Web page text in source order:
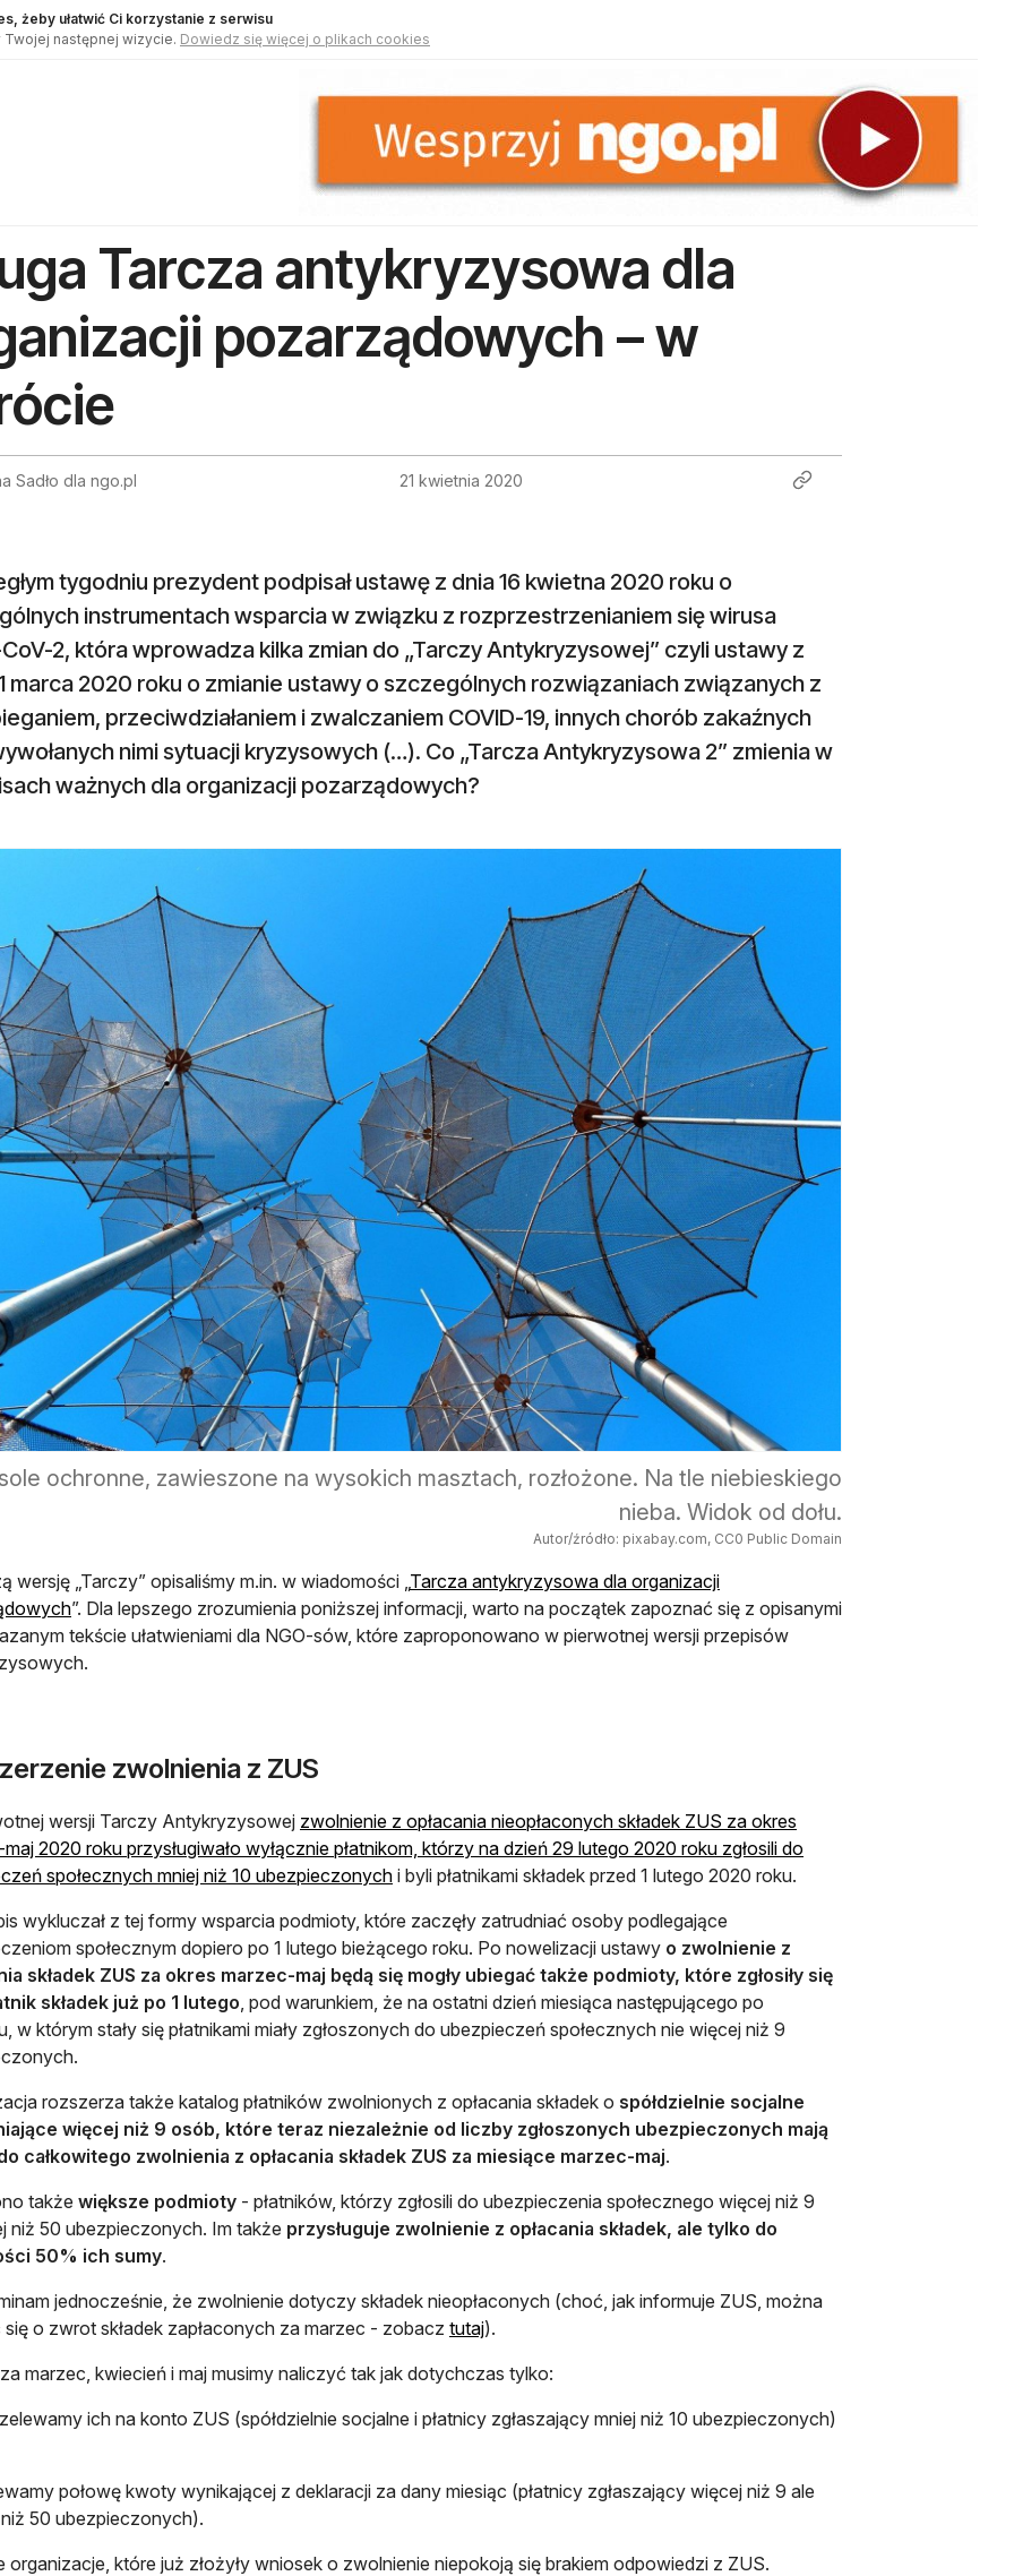
żeby ułatwić Ci korzystanie z serwisu
następnej wizycie. Dowiedz się więcej o plikach cookies
Tarcza antykryzysowa dla
pozarządowych – w
Sadło dla ngo.pl 21 kwietnia 2020
tygodniu prezydent podpisał ustawę z dnia 16 kwietna 2020 roku o
instrumentach wsparcia w związku z rozprzestrzenianiem się wirusa
2, która wprowadza kilka zmian do „Tarczy Antykryzysowej” czyli ustawy z
marca 2020 roku o zmianie ustawy o szczególnych rozwiązaniach związanych z
przeciwdziałaniem i zwalczaniem COVID-19, innych chorób zakaźnych
nimi sytuacji kryzysowych (…). Co „Tarcza Antykryzysowa 2” zmienia w
ważnych dla organizacji pozarządowych?
ochronne, zawieszone na wysokich masztach, rozłożone. Na tle niebieskiego
nieba. Widok od dołu.
Autor/źródło: pixabay.com, CC0 Public Domain
wersję „Tarczy” opisaliśmy m.in. w wiadomości „ Tarcza antykryzysowa dla organizacji
”. Dla lepszego zrozumienia poniższej informacji, warto na początek zapoznać się z opisanymi
tekście ułatwieniami dla NGO-sów, które zaproponowano w pierwotnej wersji przepisów
zwolnienia z ZUS
wersji Tarczy Antykryzysowej zwolnienie z opłacania nieopłaconych składek ZUS za okres
2020 roku przysługiwało wyłącznie płatnikom, którzy na dzień 29 lutego 2020 roku zgłosili do
społecznych mniej niż 10 ubezpieczonychi byli płatnikami składek przed 1 lutego 2020 roku.
wykluczał z tej formy wsparcia podmioty, które zaczęły zatrudniać osoby podlegające
społecznym dopiero po 1 lutego bieżącego roku. Po nowelizacji ustawy o zwolnienie z
składek ZUS za okres marzec-maj będą się mogły ubiegać także podmioty, które zgłosiły się
składek już po 1 lutego , pod warunkiem, że na ostatni dzień miesiąca następującego po
w którym stały się płatnikami miały zgłoszonych do ubezpieczeń społecznych nie więcej niż 9
rozszerza także katalog płatników zwolnionych z opłacania składek o spółdzielnie socjalne
więcej niż 9 osób, które teraz niezależnie od liczby zgłoszonych ubezpieczonych mają
całkowitego zwolnienia z opłacania składek ZUS za miesiące marzec-maj.
także większe podmioty - płatników, którzy zgłosili do ubezpieczenia społecznego więcej niż 9
niż 50 ubezpieczonych. Im także przysługuje zwolnienie z opłacania składek, ale tylko do
50% ich sumy.
jednocześnie, że zwolnienie dotyczy składek nieopłaconych (choć, jak informuje ZUS, można
się o zwrot składek zapłaconych za marzec - zobacz tutaj).
za marzec, kwiecień i maj musimy naliczyć tak jak dotychczas tylko:
ich na konto ZUS (spółdzielnie socjalne i płatnicy zgłaszający mniej niż 10 ubezpieczonych)
połowę kwoty wynikającej z deklaracji za dany miesiąc (płatnicy zgłaszający więcej niż 9 ale
50 ubezpieczonych).
organizacje, które już złożyły wniosek o zwolnienie niepokoją się brakiem odpowiedzi z ZUS.